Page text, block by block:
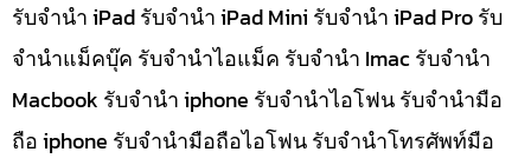
รับจำนำ iPad รับจำนำ iPad Mini รับจำนำ iPad Pro รับ
จำนำแม็คบุ๊ค รับจำนำไอแม็ค รับจำนำ Imac รับจำนำ
Macbook รับจำนำ iphone รับจำนำไอโฟน รับจำนำมือ
ถือ iphone รับจำนำมือถือไอโฟน รับจำนำโทรศัพท์มือ